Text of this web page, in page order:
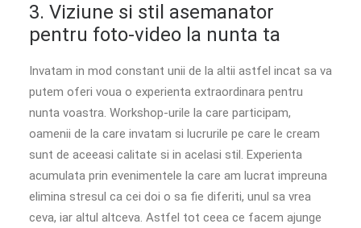
3. Viziune si stil asemanator
pentru foto-video la nunta ta
Invatam in mod constant unii de la altii astfel incat sa va
putem oferi voua o experienta extraordinara pentru
nunta voastra. Workshop-urile la care participam,
oamenii de la care invatam si lucrurile pe care le cream
sunt de aceeasi calitate si in acelasi stil. Experienta
acumulata prin evenimentele la care am lucrat impreuna
elimina stresul ca cei doi o sa fie diferiti, unul sa vrea
ceva, iar altul altceva. Astfel tot ceea ce facem ajunge